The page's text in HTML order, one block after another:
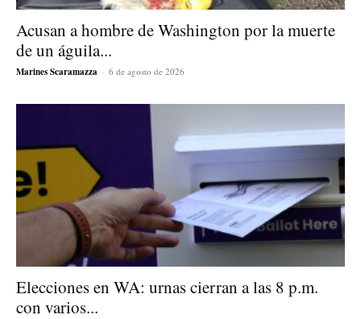
Acusan a hombre de Washington por la muerte
de un águila...
Marines Scaramazza - 6 de agosto de 2026
Elecciones en WA: urnas cierran a las 8 p.m.
con varios...